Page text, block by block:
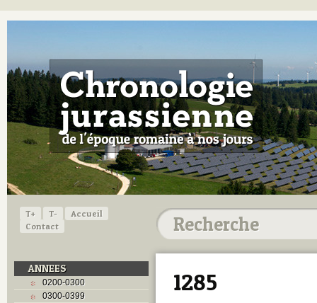
T+ T-
Accueil
Contact
ANNEES
0200-0300
0300-0399
1285